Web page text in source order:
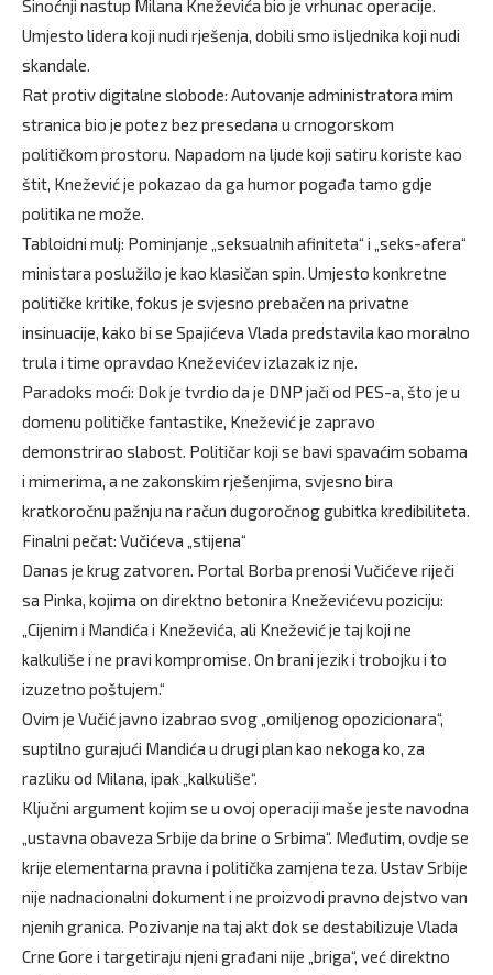
Sinoćnji nastup Milana Kneževića bio je vrhunac operacije.
Umjesto lidera koji nudi rješenja, dobili smo isljednika koji nudi
skandale.
Rat protiv digitalne slobode: Autovanje administratora mim
stranica bio je potez bez presedana u crnogorskom
političkom prostoru. Napadom na ljude koji satiru koriste kao
štit, Knežević je pokazao da ga humor pogađa tamo gdje
politika ne može.
Tabloidni mulj: Pominjanje „seksualnih afiniteta“ i „seks-afera“
ministara poslužilo je kao klasičan spin. Umjesto konkretne
političke kritike, fokus je svjesno prebačen na privatne
insinuacije, kako bi se Spajićeva Vlada predstavila kao moralno
trula i time opravdao Kneževićev izlazak iz nje.
Paradoks moći: Dok je tvrdio da je DNP jači od PES-a, što je u
domenu političke fantastike, Knežević je zapravo
demonstrirao slabost. Političar koji se bavi spavaćim sobama
i mimerima, a ne zakonskim rješenjima, svjesno bira
kratkoročnu pažnju na račun dugoročnog gubitka kredibiliteta.
Finalni pečat: Vučićeva „stijena“
Danas je krug zatvoren. Portal Borba prenosi Vučićeve riječi
sa Pinka, kojima on direktno betonira Kneževićevu poziciju:
„Cijenim i Mandića i Kneževića, ali Knežević je taj koji ne
kalkuliše i ne pravi kompromise. On brani jezik i trobojku i to
izuzetno poštujem.“
Ovim je Vučić javno izabrao svog „omiljenog opozicionara“,
suptilno gurajući Mandića u drugi plan kao nekoga ko, za
razliku od Milana, ipak „kalkuliše“.
Ključni argument kojim se u ovoj operaciji maše jeste navodna
„ustavna obaveza Srbije da brine o Srbima“. Međutim, ovdje se
krije elementarna pravna i politička zamjena teza. Ustav Srbije
nije nadnacionalni dokument i ne proizvodi pravno dejstvo van
njenih granica. Pozivanje na taj akt dok se destabilizuje Vlada
Crne Gore i targetiraju njeni građani nije „briga“, već direktno